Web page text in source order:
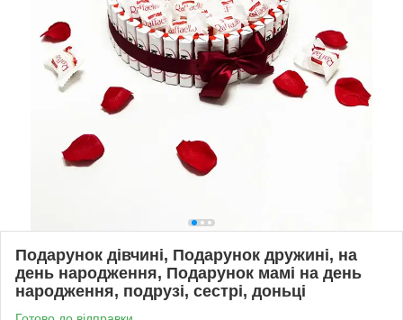
Подарунок дівчині, Подарунок дружині, на
день народження, Подарунок мамі на день
народження, подрузі, сестрі, доньці